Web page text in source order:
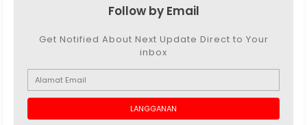
Follow by Email
Get Notified About Next Update Direct to Your
inbox